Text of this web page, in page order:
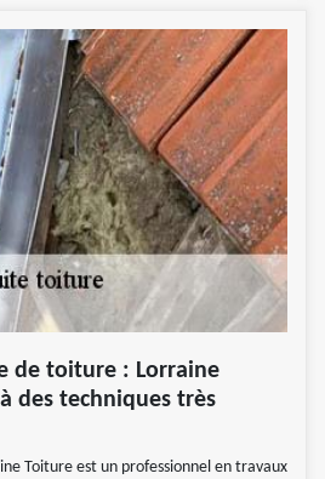
de toiture : Lorraine
des techniques très
Toiture est un professionnel en travaux